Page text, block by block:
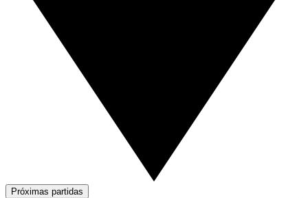
Próximas partidas